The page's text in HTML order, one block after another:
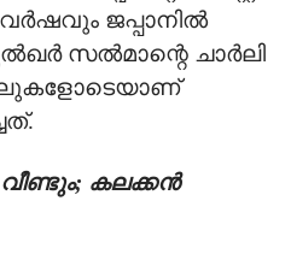
വര്‍ഷവും ജപ്പാനില്‍
സല്‍മാന്റെ ചാര്‍ലി
കലക്കന്‍